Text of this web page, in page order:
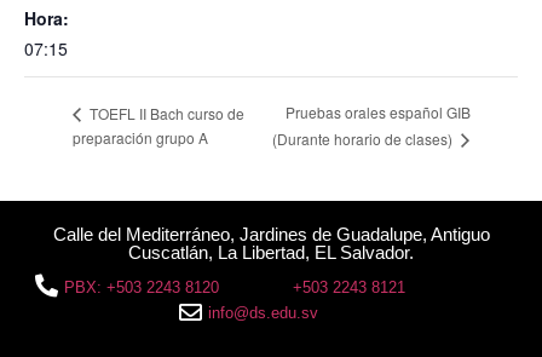
Hora:
07:15
TOEFL II Bach curso de
preparación grupo A
Pruebas orales español GIB
(Durante horario de clases)
Calle del Mediterráneo, Jardines de Guadalupe, Antiguo
Cuscatlán, La Libertad, EL Salvador.
PBX: +503 2243 8120
+503 2243 8121
info@ds.edu.sv